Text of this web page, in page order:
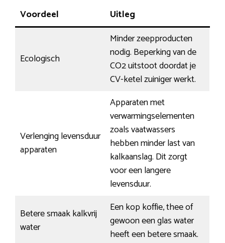
Voordeel Uitleg
Ecologisch
Minder zeepproducten
nodig. Beperking van de
CO2 uitstoot doordat je
CV-ketel zuiniger werkt.
Verlenging levensduur
apparaten
Apparaten met
verwarmingselementen
zoals vaatwassers
hebben minder last van
kalkaanslag. Dit zorgt
voor een langere
levensduur.
Betere smaak kalkvrij
water
Een kop koffie, thee of
gewoon een glas water
heeft een betere smaak.